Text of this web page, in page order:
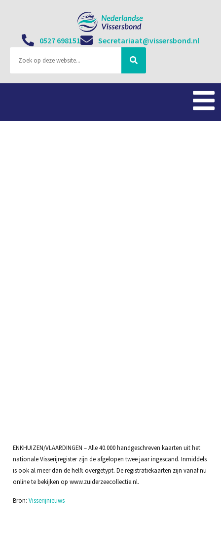
0527 698151 Secretariaat@vissersbond.nl
ENKHUIZEN/VLAARDINGEN – Alle 40.000 handgeschreven kaarten uit het
nationale Visserijregister zijn de afgelopen twee jaar ingescand. Inmiddels
is ook al meer dan de helft overgetypt. De registratiekaarten zijn vanaf nu
online te bekijken op www.zuiderzeecollectie.nl.
Bron: Visserijnieuws